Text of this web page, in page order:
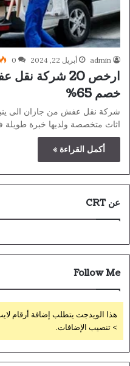
admin أبريل 22, 2024 0
ارخص 20 شركة
خصم 65%
شركة نقل عفش من جازان الى
اثاث متخصصة ولديها خبرة
أكمل القراءة »
عن CRT
Follow Me
هذا الويدجت يتطلب إضافة أرقام
> تنصيب الإضافات.